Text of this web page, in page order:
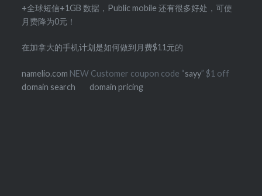
+全球短信+1GB 数据，Public mobile 还有很多好处，可使
月费降为0元！
在加拿大的手机计划是如何做到月费$11元的
namelio.com NEW Customer coupon code “sayy” $1 off
domain search
domain pricing